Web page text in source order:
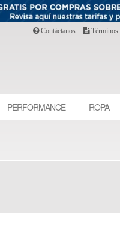
Contáctanos Términos
PERFORMANCE ROPA